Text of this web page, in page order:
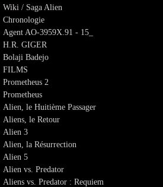
Wiki / Saga Alien
Chronologie
Agent AO-3959X.91 - 15_
H.R. GIGER
Bolaji Badejo
FILMS
Prometheus 2
Prometheus
Alien, le Huitième Passager
Aliens, le Retour
Alien 3
Alien, la Résurrection
Alien 5
Alien vs. Predator
Aliens vs. Predator : Requiem